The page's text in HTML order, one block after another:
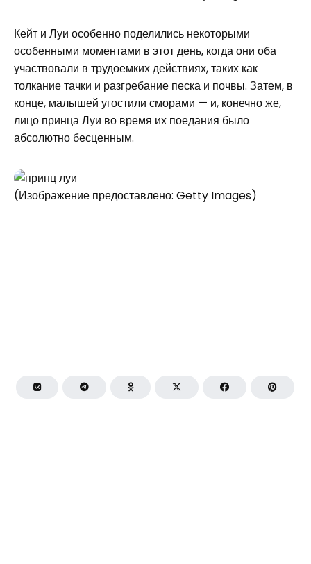
Кейт и Луи особенно поделились некоторыми
особенными моментами в этот день, когда они оба
участвовали в трудоемких действиях, таких как
толкание тачки и разгребание песка и почвы. Затем, в
конце, малышей угостили сморами — и, конечно же,
лицо принца Луи во время их поедания было
абсолютно бесценным.
(Изображение предоставлено: Getty Images)